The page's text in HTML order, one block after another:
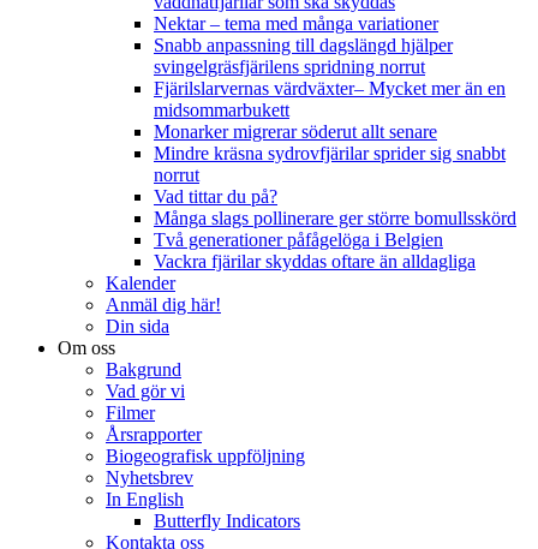
Nektar – tema med många variationer
Snabb anpassning till dagslängd hjälper
svingelgräsfjärilens spridning norrut
Fjärilslarvernas värdväxter– Mycket mer än en
midsommarbukett
Monarker migrerar söderut allt senare
Mindre kräsna sydrovfjärilar sprider sig snabbt
norrut
Vad tittar du på?
Många slags pollinerare ger större bomullsskörd
Två generationer påfågelöga i Belgien
Vackra fjärilar skyddas oftare än alldagliga
Kalender
Anmäl dig här!
Din sida
Om oss
Bakgrund
Vad gör vi
Filmer
Årsrapporter
Biogeografisk uppföljning
Nyhetsbrev
In English
Butterfly Indicators
Kontakta oss